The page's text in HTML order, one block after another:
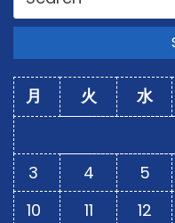
for:
月 火 水
3
4 5
10
11 12